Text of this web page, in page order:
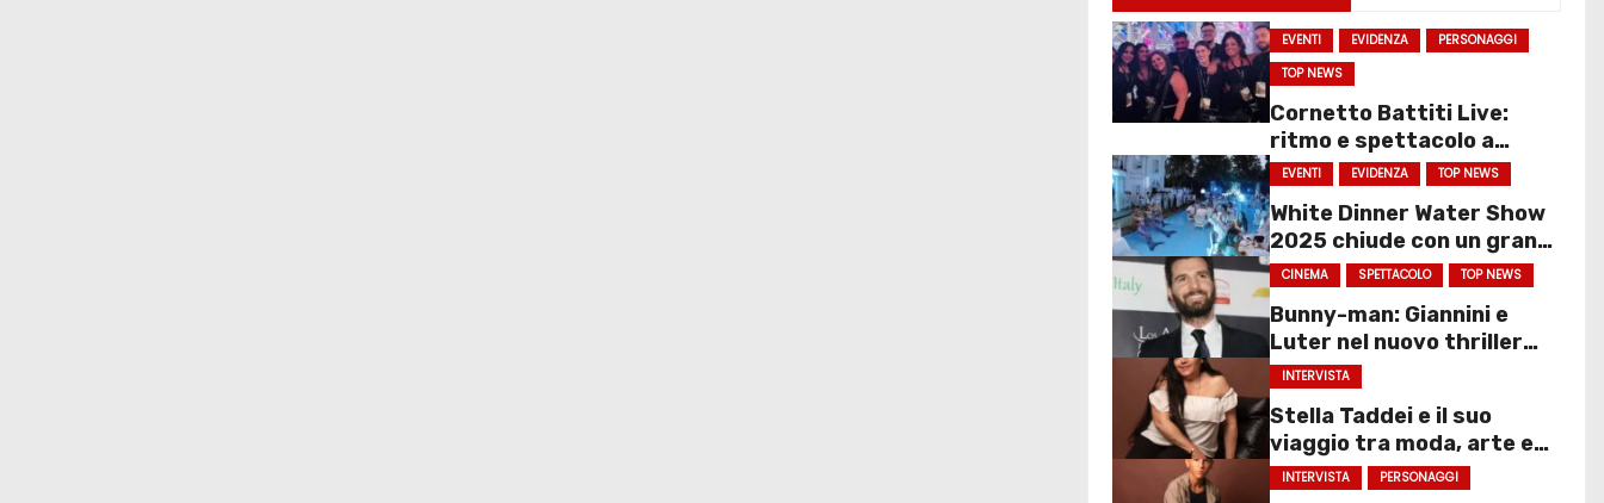
EVENTI EVIDENZA
PERSONAGGI
TOP NEWS
Cornetto Battiti Live:
ritmo e spettacolo a
Molfetta
EVENTI EVIDENZA TOP NEWS
White Dinner Water Show
2025 chiude con un gran
finale
CINEMA SPETTACOLO TOP NEWS
Bunny-man: Giannini e
Luter nel nuovo thriller
sociale
INTERVISTA
Stella Taddei e il suo
viaggio tra moda, arte e
spettacolo
INTERVISTA PERSONAGGI